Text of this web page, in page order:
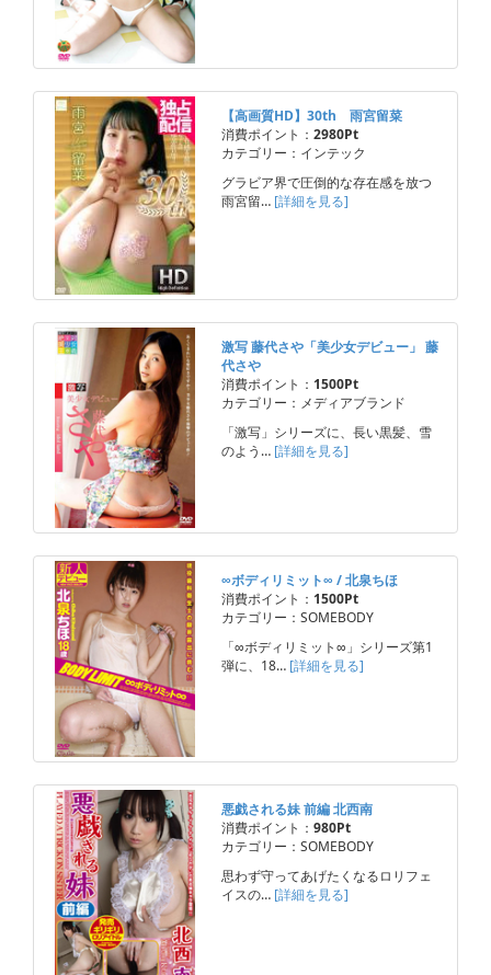
【高画質HD】30th 雨宮留菜
消費ポイント： 2980Pt
カテゴリー：インテック
グラビア界で圧倒的な存在感を放つ
雨宮留… [詳細を見る]
激写 藤代さや「美少女デビュー」 藤
代さや
消費ポイント： 1500Pt
カテゴリー：メディアブランド
「激写」シリーズに、長い黒髪、雪
のよう… [詳細を見る]
∞ボディリミット∞ / 北泉ちほ
消費ポイント： 1500Pt
カテゴリー：SOMEBODY
「∞ボディリミット∞」シリーズ第1
弾に、18… [詳細を見る]
悪戯される妹 前編 北西南
消費ポイント： 980Pt
カテゴリー：SOMEBODY
思わず守ってあげたくなるロリフェ
イスの… [詳細を見る]